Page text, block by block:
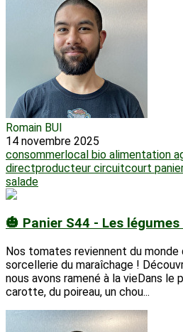
Romain BUI
14 novembre 2025
consommerlocal bio alimentation
directproducteur circuitcourt
salade
🎃 Panier S44 - Les
Nos tomates reviennent du
sorcellerie du maraîchage !
nous avons ramené à la vieDans le
carotte, du poireau, un chou...